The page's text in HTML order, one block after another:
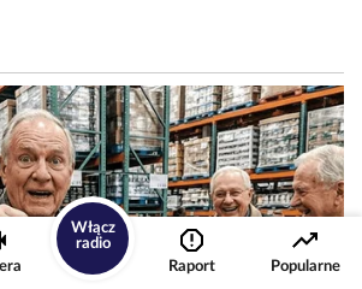
Włącz
radio
Raport
Popularne